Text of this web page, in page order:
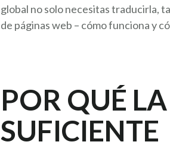
global no solo necesitas traducirla,
de páginas web – cómo funciona y
POR QUÉ
SUFICIENTE